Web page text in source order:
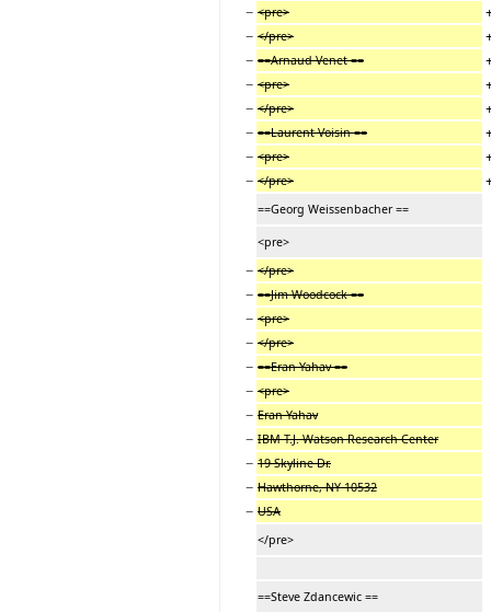
− <pre>
− </pre>
− ==Arnaud Venet ==
− <pre>
− </pre>
− ==Laurent Voisin ==
− <pre>
− </pre>
==Georg Weissenbacher ==
<pre>
− </pre>
− ==Jim Woodcock ==
− <pre>
− </pre>
− ==Eran Yahav ==
− <pre>
− Eran Yahav
− IBM T.J. Watson Research Center
− 19 Skyline Dr.
− Hawthorne, NY 10532
− USA
</pre>
==Steve Zdancewic ==